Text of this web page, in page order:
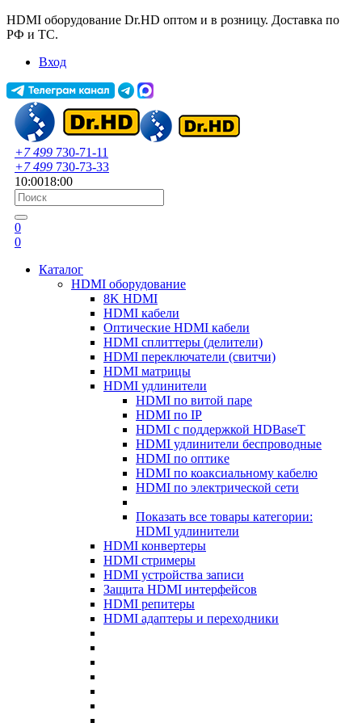
HDMI оборудование Dr.HD оптом и в розницу. Доставка по
РФ и ТС.
Вход
+7 499 730-71-11
+7 499 730-73-33
10:0018:00
0
0
Каталог
HDMI оборудование
8K HDMI
HDMI кабели
Оптические HDMI кабели
HDMI сплиттеры (делители)
HDMI переключатели (свитчи)
HDMI матрицы
HDMI удлинители
HDMI по витой паре
HDMI по IP
HDMI с поддержкой HDBaseT
HDMI удлинители беспроводные
HDMI по оптике
HDMI по коаксиальному кабелю
HDMI по электрической сети
Показать все товары категории:
HDMI удлинители
HDMI конвертеры
HDMI стримеры
HDMI устройства записи
Защита HDMI интерфейсов
HDMI репитеры
HDMI адаптеры и переходники